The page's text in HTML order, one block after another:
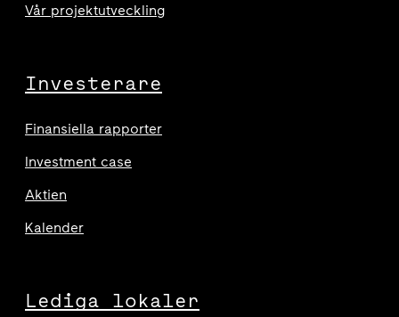
Vår projektutveckling
Investerare
Finansiella rapporter
Investment case
Aktien
Kalender
Lediga lokaler